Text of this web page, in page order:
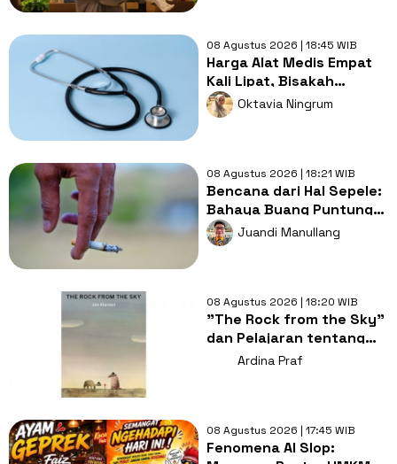
08 Agustus 2026 | 18:45 WIB
Harga Alat Medis Empat
Kali Lipat, Bisakah
Layanan Kesehatan
Tetap Murah?
Oktavia Ningrum
08 Agustus 2026 | 18:21 WIB
Bencana dari Hal Sepele:
Bahaya Buang Puntung
Rokok Sembarangan di
Musim Kemarau
Juandi Manullang
08 Agustus 2026 | 18:20 WIB
"The Rock from the Sky"
dan Pelajaran tentang
Berani Menghadapi
Ardina Praf
08 Agustus 2026 | 17:45 WIB
Fenomena AI Slop: